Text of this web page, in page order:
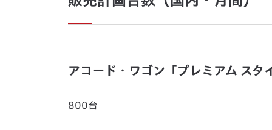
アコード・ワゴン「プレミアム スタ
800台